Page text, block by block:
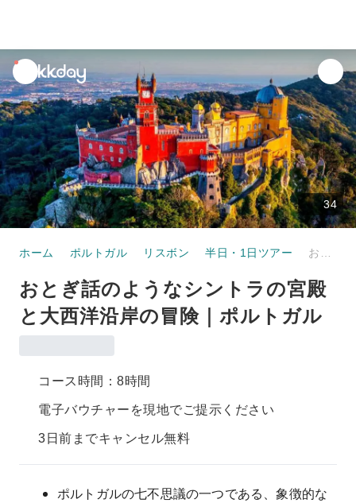
unread
notifications
34
ホーム ポルトガル リスボン 半日・1日ツアー
おとぎ話のようなシントラの宮殿
と大西洋沿岸の冒険｜ポルトガル
コース時間：8時間
電子バウチャーを現地でご提示ください
3日前までキャンセル無料
ポルトガルの七不思議の一つである、象徴的な